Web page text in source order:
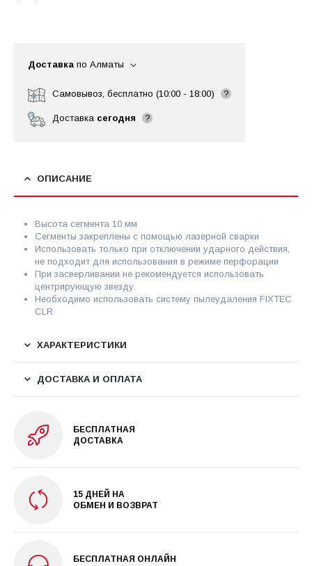
Доставка по Алматы
Самовывоз, бесплатно (10:00 - 18:00) ?
Доставка сегодня ?
ОПИСАНИЕ
Высота сегмента 10 мм
Сегменты закреплены с помощью лазерной сварки
Использовать только при отключении ударного действия,
не подходит для использования в режиме перфорации
При засверливании не рекомендуется использовать
центрирующую звезду.
Необходимо использовать систему пылеудаления FIXTEC
CLR
ХАРАКТЕРИСТИКИ
ДОСТАВКА И ОПЛАТА
БЕСПЛАТНАЯ
ДОСТАВКА
15 ДНЕЙ НА
ОБМЕН И ВОЗВРАТ
БЕСПЛАТНАЯ ОНЛАЙН